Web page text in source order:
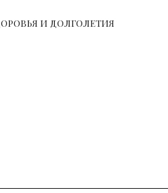
И ДОЛГОЛЕТИЯ